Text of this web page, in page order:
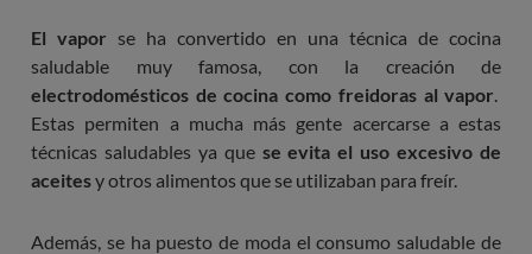
El vapor se ha convertido en una técnica de cocina
saludable muy famosa, con la creación de
electrodomésticos de cocina como freidoras al vapor
Estas permiten a mucha más gente acercarse a estas
técnicas saludables ya que se evita el uso excesivo de
aceitesy otros alimentos que se utilizaban para freír.
Además, se ha puesto de moda el consumo saludable de